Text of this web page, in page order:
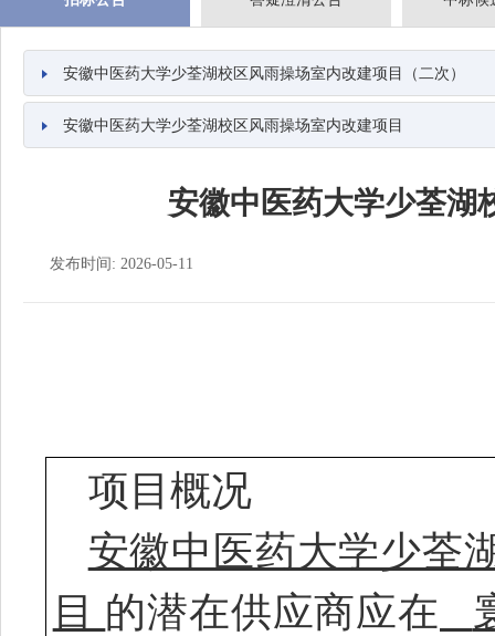
安徽中医药大学少荃湖校区风雨操场室内改建项目（二次）
安徽中医药大学少荃湖校区风雨操场室内改建项目
安徽中医药大学少荃湖
发布时间: 2026-05-11
项目概况
安徽中医药大学少荃
目 的潜在供应商应在